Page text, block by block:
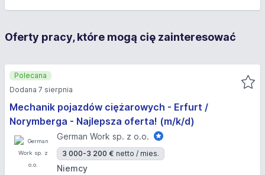
Oferty pracy, które mogą cię zainteresować
Mechanik pojazdów ciężarowych - Erfurt /
Norymberga - Najlepsza oferta! (m/k/d)
German Work sp. z o.o.
3 000-3 200 € netto / mies.
Niemcy
Polecana
Dodana 7 sierpnia